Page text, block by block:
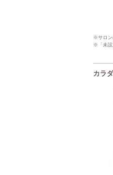
※サロン
※「未設
カラ